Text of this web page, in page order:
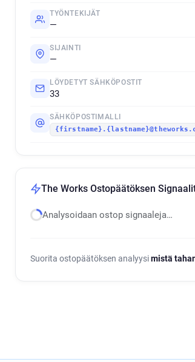
TYÖNTEKIJÄT
—
SIJAINTI
—
LÖYDETYT SÄHKÖPOSTIT
33
SÄHKÖPOSTIMALLI
The Works Ostopäätöksen
Analysoidaan ostop signaaleja…
Suorita ostopäätöksen analyysimistä